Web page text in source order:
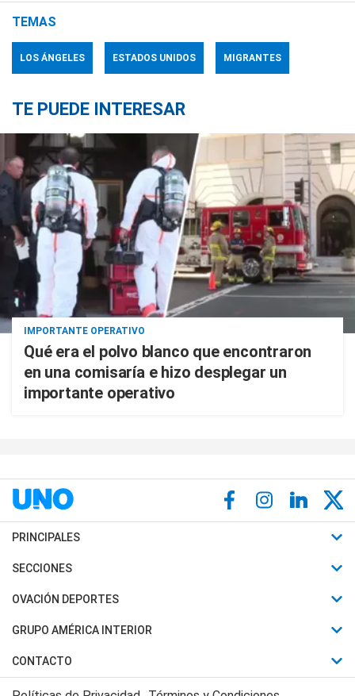
TEMAS
LOS ÁNGELES ESTADOS UNIDOS MIGRANTES
TE PUEDE INTERESAR
IMPORTANTE OPERATIVO
Qué era el polvo blanco que encontraron
en una comisaría e hizo desplegar un
importante operativo
PRINCIPALES
Últimas Noticias
Política
Judiciales
SECCIONES
Horóscopo
Motores
Trucos caseros
OVACIÓN DEPORTES
Fútbol
Mundial
Automovilismo
GRUPO AMÉRICA INTERIOR
Canal 7 en Vivo
CONTACTO
Acerca de Nosotros